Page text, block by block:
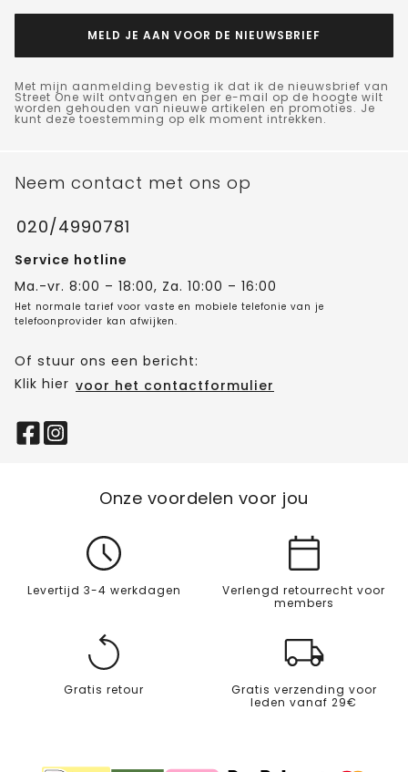
MELD JE AAN VOOR DE NIEUWSBRIEF
Met mijn aanmelding bevestig ik dat ik de nieuwsbrief van
Street One wilt ontvangen en per e-mail op de hoogte wilt
worden gehouden van nieuwe artikelen en promoties. Je
kunt deze toestemming op elk moment intrekken.
Neem contact met ons op
020/4990781
Service hotline
Ma.-vr. 8:00 – 18:00, Za. 10:00 – 16:00
Het normale tarief voor vaste en mobiele telefonie van je
telefoonprovider kan afwijken.
Of stuur ons een bericht:
Klik hier voor het contactformulier
Onze voordelen voor jou
Levertijd 3-4 werkdagen
Verlengd retourrecht voor
members
Gratis retour
Gratis verzending voor
leden vanaf 29€